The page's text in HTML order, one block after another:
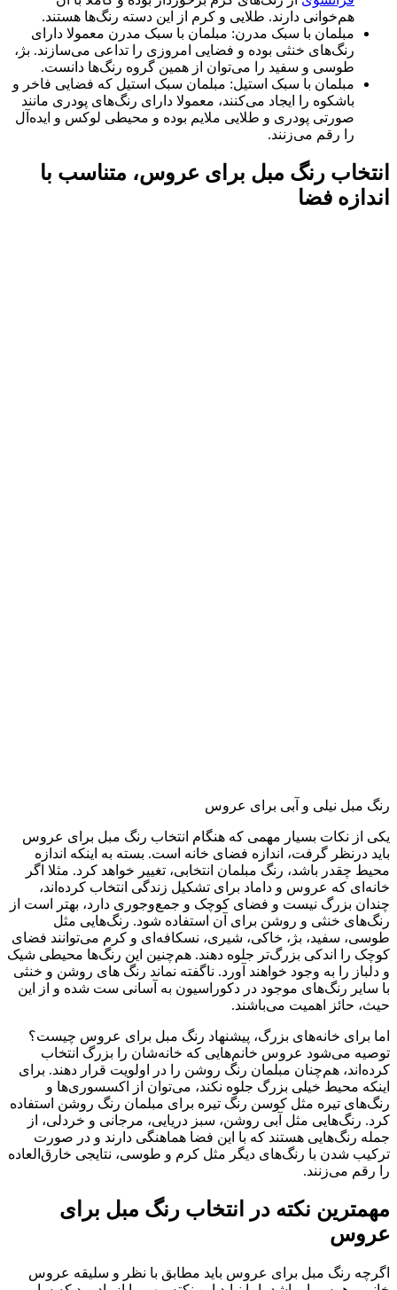
هم‌خوانی دارند. طلایی و کرم از این دسته رنگ‌ها هستند.
مبلمان با سبک مدرن: مبلمان با سبک مدرن معمولا دارای
رنگ‌های خنثی بوده و فضایی امروزی را تداعی می‌سازند. بژ،
طوسی و سفید را می‌توان از همین گروه رنگ‌ها دانست.
مبلمان با سبک استیل: مبلمان سبک استیل که فضایی فاخر و
با‌شکوه را ایجاد می‌کنند، معمولا دارای رنگ‌های پودری مانند
صورتی پودری و طلایی ملایم بوده و محیطی لوکس و ایده‌آل
را رقم می‌زنند.
انتخاب رنگ مبل برای عروس، متناسب با
اندازه فضا
رنگ مبل نیلی و آبی برای عروس
یکی از نکات بسیار مهمی که هنگام انتخاب رنگ مبل برای عروس
باید در‌نظر گرفت، اندازه فضای خانه است. بسته به اینکه اندازه
محیط چقدر باشد، رنگ مبلمان انتخابی، تغییر خواهد کرد. مثلا اگر
خانه‌ای که عروس و داماد برای تشکیل زندگی انتخاب کرده‌اند،
چندان بزرگ نیست و فضای کوچک و جمع‌و‌جوری دارد، بهتر است از
رنگ‌های خنثی و روشن برای آن استفاده شود. رنگ‌هایی مثل
طوسی، سفید، بژ، خاکی، شیری، نسکافه‌ای و کرم می‌توانند فضای
کوچک را اندکی بزرگ‌تر جلوه دهند. هم‌چنین این رنگ‌ها محیطی شیک
و دلباز را به وجود خواهند آورد. ناگفته نماند رنگ های روشن و خنثی
با سایر رنگ‌های موجود در دکوراسیون به آسانی ست شده و از این
حیث، حائز اهمیت می‌باشند.
اما برای خانه‌های بزرگ، پیشنهاد رنگ مبل برای عروس چیست؟
توصیه می‌شود عروس خانم‌هایی که خانه‌شان را بزرگ انتخاب
کرده‌اند، هم‌چنان مبلمان رنگ روشن را در اولویت قرار دهند. برای
اینکه محیط خیلی بزرگ جلوه نکند، می‌توان از اکسسوری‌ها و
رنگ‌های تیره مثل کوسن رنگ تیره برای مبلمان رنگ روشن استفاده
کرد. رنگ‌هایی مثل آبی روشن، سبز دریایی، مرجانی و خردلی، از
جمله رنگ‌هایی هستند که با این فضا هماهنگی دارند و در صورت
ترکیب شدن با رنگ‌های دیگر مثل کرم و طوسی، نتایجی خارق‌العاده
را رقم می‌زنند.
مهمترین نکته در انتخاب رنگ مبل برای
عروس
اگرچه رنگ مبل برای عروس باید مطابق با نظر و سلیقه عروس